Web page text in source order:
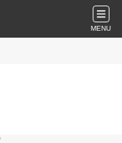
MENU